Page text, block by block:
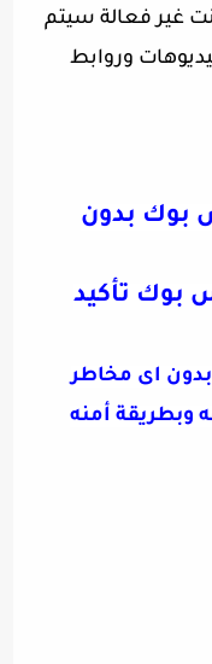
غير فعالة سيتم
وروابط
بوك بدون
بوك تأكيد
بدون اى مخاطر
وبطريقة أمنه